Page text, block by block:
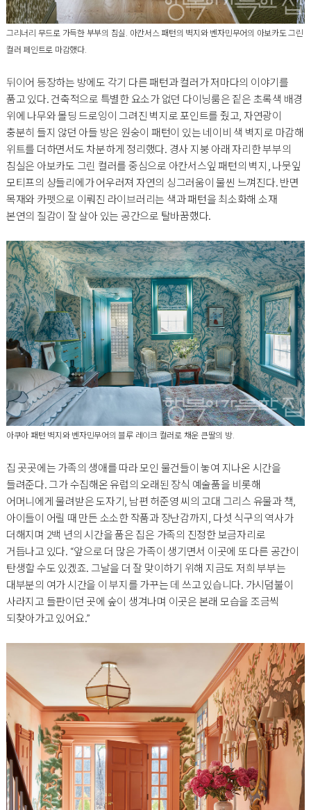
그리너리 무드로 가득한 부부의 침실. 아칸서스 패턴의 벽지와 벤자민무어의 아보카도 그린
컬러 페인트로 마감했다.
뒤이어 등장하는 방에도 각기 다른 패턴과 컬러가 저마다의 이야기를
품고 있다. 건축적으로 특별한 요소가 없던 다이닝룸은 짙은 초록색 배경
위에 나무와 몰딩 드로잉이 그려진 벽지로 포인트를 줬고, 자연광이
충분히 들지 않던 아들 방은 원숭이 패턴이 있는 네이비 색 벽지로 마감해
위트를 더하면서도 차분하게 정리했다. 경사 지붕 아래 자리한 부부의
침실은 아보카도 그린 컬러를 중심으로 아칸서스잎 패턴의 벽지, 나뭇잎
모티프의 샹들리에가 어우러져 자연의 싱그러움이 물씬 느껴진다. 반면
목재와 카펫으로 이뤄진 라이브러리는 색과 패턴을 최소화해 소재
본연의 질감이 잘 살아 있는 공간으로 탈바꿈했다.
아쿠아 패턴 벽지와 벤자민무어의 블루 레이크 컬러로 채운 큰딸의 방.
집 곳곳에는 가족의 생애를 따라 모인 물건들이 놓여 지나온 시간을
들려준다. 그가 수집해온 유럽의 오래된 장식 예술품을 비롯해
어머니에게 물려받은 도자기, 남편 허준영 씨의 고대 그리스 유물과 책,
아이들이 어릴 때 만든 소소한 작품과 장난감까지, 다섯 식구의 역사가
더해지며 2백 년의 시간을 품은 집은 가족의 진정한 보금자리로
거듭나고 있다. “앞으로 더 많은 가족이 생기면서 이곳에 또 다른 공간이
탄생할 수도 있겠죠. 그날을 더 잘 맞이하기 위해 지금도 저희 부부는
대부분의 여가 시간을 이 부지를 가꾸는 데 쓰고 있습니다. 가시덤불이
사라지고 들판이던 곳에 숲이 생겨나며 이곳은 본래 모습을 조금씩
되찾아가고 있어요.”